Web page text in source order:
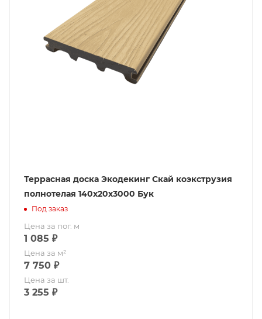
Террасная доска Экодекинг Скай коэкструзия
полнотелая 140х20х3000 Бук
Под заказ
Цена за пог. м
1 085 ₽
Цена за м²
7 750 ₽
Цена за шт.
3 255 ₽